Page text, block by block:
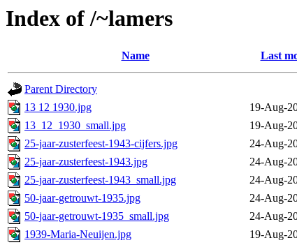
Index of /~lamers
Name Last
Parent Directory
13 12 1930.jpg
19-Aug-
13_12_1930_small.jpg
19-Aug-
25-jaar-zusterfeest-1943-cijfers.jpg
24-Aug-
25-jaar-zusterfeest-1943.jpg
24-Aug-
25-jaar-zusterfeest-1943_small.jpg
24-Aug-
50-jaar-getrouwt-1935.jpg
24-Aug-
50-jaar-getrouwt-1935_small.jpg
24-Aug-
1939-Maria-Neuijen.jpg
19-Aug-